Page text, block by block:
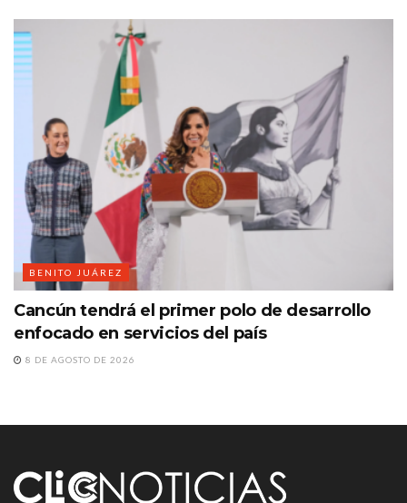
BENITO JUÁREZ
Cancún tendrá el primer polo de desarrollo
enfocado en servicios del país
8 DE AGOSTO DE 2026